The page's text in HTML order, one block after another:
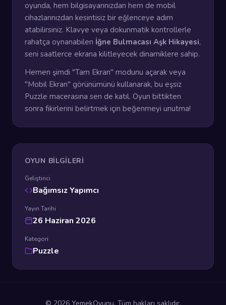
oyunda, hem bilgisayarınızdan hem de mobil
cihazlarınızdan kesintisiz bir eğlenceye adım
atabilirsiniz. Klavye veya dokunmatik kontrollerle
rahatça oynanabilen İğne Bulmacası Aşk Hikayesi,
seni saatlerce ekrana kilitleyecek dinamiklere sahip.
Hemen şimdi "Tam Ekran" modunu açarak veya
"Mobil Ekran" görünümünü kullanarak, bu eşsiz
Puzzle macerasına sen de katıl. Oyun bittikten
sonra fikirlerini belirtmek için beğenmeyi unutma!
OYUN BILGILERI
Geliştirici
Bağımsız Yapımcı
Yayın Tarihi
26 Haziran 2026
Kategori
Puzzle